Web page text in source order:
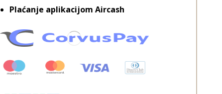
Plaćanje aplikacijom Aircash